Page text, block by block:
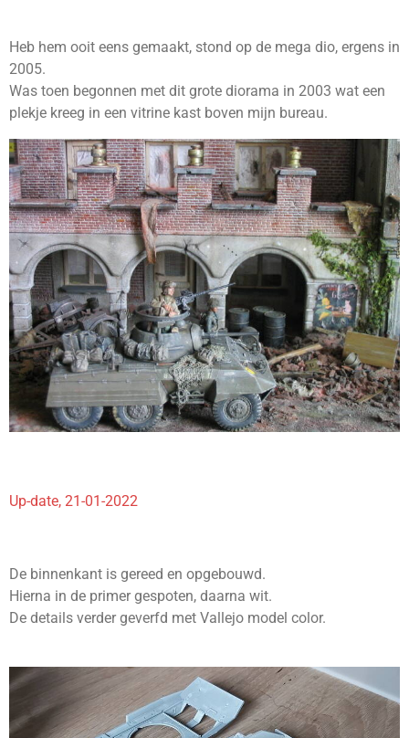
Heb hem ooit eens gemaakt, stond op de mega dio, ergens in
2005.
Was toen begonnen met dit grote diorama in 2003 wat een
plekje kreeg in een vitrine kast boven mijn bureau.
Up-date, 21-01-2022
De binnenkant is gereed en opgebouwd.
Hierna in de primer gespoten, daarna wit.
De details verder geverfd met Vallejo model color.